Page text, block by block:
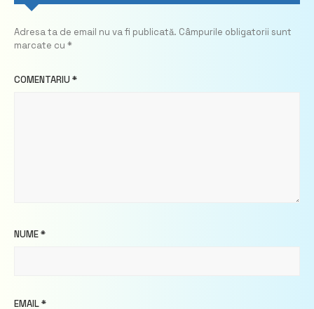
Adresa ta de email nu va fi publicată. Câmpurile obligatorii sunt
marcate cu *
COMENTARIU *
NUME*
EMAIL*